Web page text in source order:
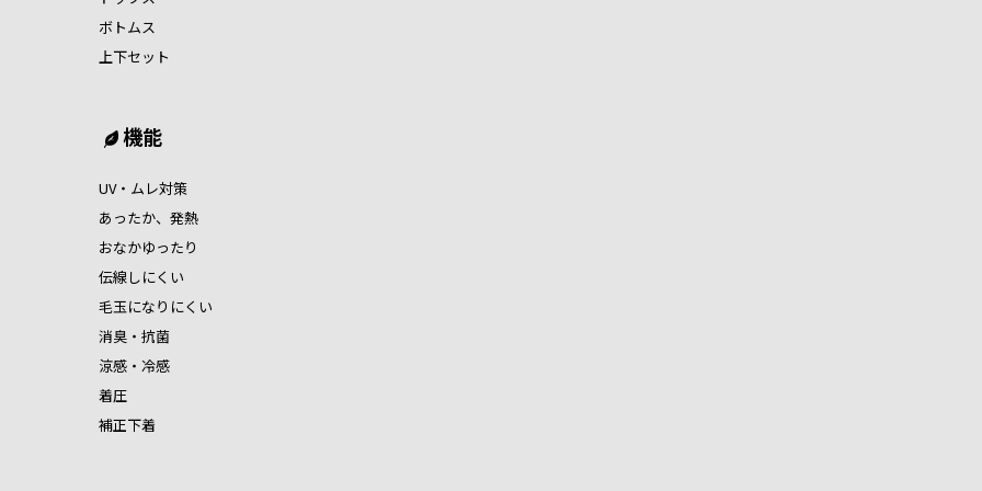
ボトムス
上下セット
機能
UV・ムレ対策
あったか、発熱
おなかゆったり
伝線しにくい
毛玉になりにくい
消臭・抗菌
涼感・冷感
着圧
補正下着